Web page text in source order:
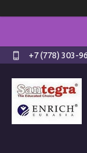
+7 (778) 303-